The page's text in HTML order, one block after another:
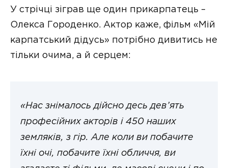
У стрічці зіграв ще один прикарпатець –
Олекса Городенко. Актор каже, фільм «Мій
карпатський дідусь» потрібно дивитись не
тільки очима, а й серцем:
«Нас знімалось дійсно десь дев’ять
професійних акторів і 450 наших
земляків, з гір. Але коли ви побачите
їхні очі, побачите їхні обличчя, ви